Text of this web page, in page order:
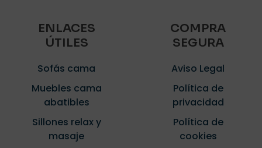
ENLACES
ÚTILES
Sofás cama
Muebles cama
abatibles
Sillones relax y
masaje
COMPRA
SEGURA
Aviso Legal
Política de
privacidad
Política de
cookies